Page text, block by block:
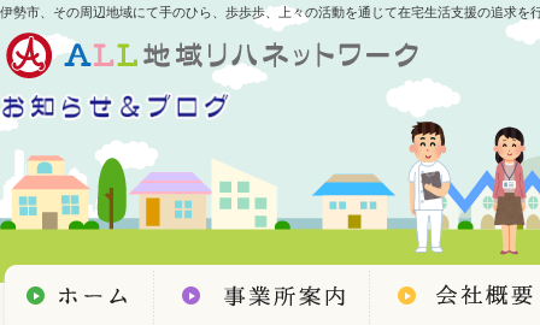
伊勢市、その周辺地域にて手のひら、歩歩歩、上々の活動を通じて在宅生活支援の追求を